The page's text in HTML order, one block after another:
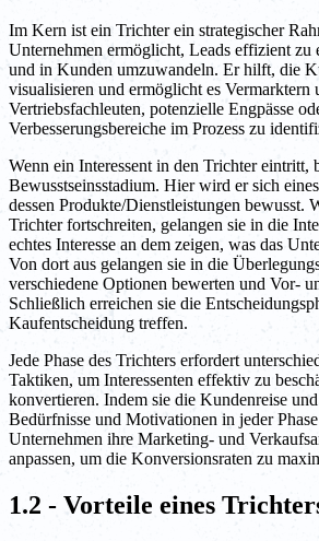
Im Kern ist ein Trichter ein strategischer
Unternehmen ermöglicht, Leads effizient zu
und in Kunden umzuwandeln. Er hilft, die
visualisieren und ermöglicht es Vermarktern
Vertriebsfachleuten, potenzielle Engpässe
Verbesserungsbereiche im Prozess zu
Wenn ein Interessent in den Trichter eintritt,
Bewusstseinsstadium. Hier wird er sich
dessen Produkte/Dienstleistungen bewusst.
Trichter fortschreiten, gelangen sie in die
echtes Interesse an dem zeigen, was das
Von dort aus gelangen sie in die
verschiedene Optionen bewerten und Vor-
Schließlich erreichen sie die
Kaufentscheidung treffen.
Jede Phase des Trichters erfordert
Taktiken, um Interessenten effektiv zu
konvertieren. Indem sie die Kundenreise
Bedürfnisse und Motivationen in jeder
Unternehmen ihre Marketing- und
anpassen, um die Konversionsraten zu
1.2 - Vorteile eines